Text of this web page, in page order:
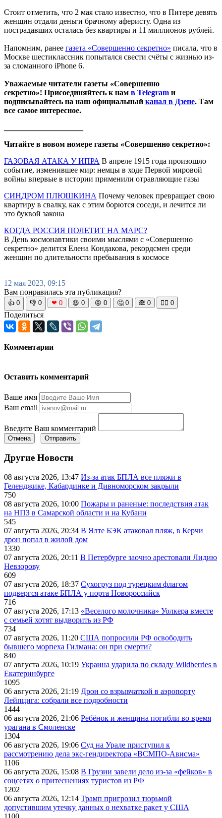
Стоит отметить, что 2 мая стало известно, что в Питере девять
женщин отдали деньги брачному аферисту. Одна из
пострадавших осталась без квартиры и 11 миллионов рублей.
Напомним, ранее газета «Совершенно секретно» писала, что в
Москве шестиклассник попытался свести счёты с жизнью из-
за сломанного iPhone 6.
Уважаемые читатели газеты «Совершенно
секретно»! Присоединяйтесь к нам в Telegram и
подписывайтесь на наш официальный канал в Дзене. Там
все самое интересное.
Читайте в новом номере газеты «Совершенно секретно»:
ГАЗОВАЯ АТАКА У ИПРА В апреле 1915 года произошло
событие, изменившее мир: немцы в ходе Первой мировой
войны впервые в истории применили отравляющие газы
СИНДРОМ ПЛЮШКИНА Почему человек превращает свою
квартиру в свалку, как с этим борются соседи, и лечится ли
это буквой закона
КОГДА РОССИЯ ПОЛЕТИТ НА МАРС?
В День космонавтики своими мыслями с «Совершенно
секретно» делится Елена Кондакова, рекордсмен среди
женщин по длительности пребывания в космосе
12 мая 2023, 09:15
Вам понравилась эта публикация?
👍 0 👎 0 ❤ 0 😆 0 😡 0 🤔 0 🙈 0 🧘‍♀️ 0
Поделиться
Комментарии
Оставить комментарий
Ваше имя
Ваш email
Введите Ваш комментарий
Отмена Отправить
Другие Новости
08 августа 2026, 13:47 Из-за атак БПЛА все пляжи в
Геленджике, Кабардинке и Дивноморском закрыли
750
08 августа 2026, 10:00 Пожары и раненые: последствия атак
на НПЗ в Самарской области и на Кубани
545
07 августа 2026, 20:34 В Ялте БЭК атаковал пляж, в Керчи
дрон попал в жилой дом
1330
07 августа 2026, 20:11 В Петербурге заочно арестовали Лидию
Невзорову
609
07 августа 2026, 18:37 Сухогруз под турецким флагом
подвергся атаке БПЛА у порта Новороссийск
716
07 августа 2026, 17:13 «Веселого молочника» Уолкера вместе
с семьей хотят выдворить из РФ
734
07 августа 2026, 11:20 США попросили РФ освободить
бывшего морпеха Гилмана: он при смерти?
840
07 августа 2026, 10:19 Украина ударила по складу Wildberries в
Екатеринбурге
1095
06 августа 2026, 21:19 Дрон со взрывчаткой в аэропорту
Лейпцига: собрали все подробности
1444
06 августа 2026, 21:06 Ребёнок и женщина погибли во время
урагана в Смоленске
1304
06 августа 2026, 19:06 Суд на Урале приступил к
рассмотрению дела экс-гендиректора «ВСМПО-Ависма»
1106
06 августа 2026, 15:08 В Грузии завели дело из-за «фейков» в
соцсетях о притеснениях туристов из РФ
1202
06 августа 2026, 12:14 Трамп пригрозил тюрьмой
допустившим утечку данных о нехватке ракет у США
1100